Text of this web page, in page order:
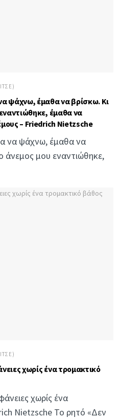
ψάχνω, έμαθα να βρίσκω. Κι
έμαθα να
– Friedrich Nietzsche
να ψάχνω, έμαθα να
άνεμος μου εναντιώθηκε,
χωρίς ένα τρομακτικό
χωρίς ένα
Nietzsche Το ρητό «Δεν